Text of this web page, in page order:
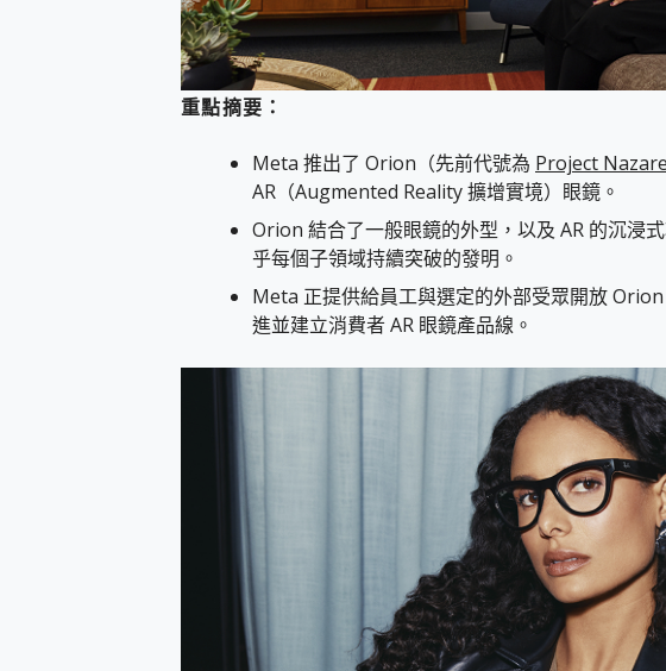
小巧好吸不擋鏡頭 有Qi2認證的 ONPRO
會走動的冷暖氣 SONY REON POCKET
寶可夢飛人外掛iToolab AnyGo全新升級，
百倍變焦實測~ vivo X200 Pro 與 S25
超好用的 PLAUD NotePin AI 智慧錄音
COMPUTEX 2025 來囉！AGI亞奇雷 AI
自帶線的 有線無線都能充 ONPRO
飛利浦 JS7310 ⚡【電急便｜行動儲能救
是螢幕也是電視! 一機超多用途「MSI微星
您的專屬AI 助手 Yoga Slim 7 Aura Edition
realme 14 Pro 超硬軍規、冰感變色實測
iPhone、Apple Watch、AirPods耳機 三
動靜皆宜「HUAWEI FreeArc」開放式耳
25種洗烘模式一機搞定! Roborock 衣莉莎
給 MSI Claw 系列電競掌機 最完美的家
B&O 精品級音響! Home+ 中嘉寬頻
2億 APO蔡司長焦神機降臨~ vivo X200
EaseUS Vocal Remover 免費線上去聲器
3 個超值 MHN 飛人工具分享~~ iToolab
Locawhere AnyTo 寶可夢飛人 AnyTo 不
小體積 40000mAh 超大容量 一次充5個設
97.3% 恢復率，資料救援就是這麼簡單
磁碟系統大風吹 有了 磁碟管理程式
全新 SONY Xperia 1 VI 開箱! 相機實測!
重點摘要：
Meta 推出了 Orion（先前代號為 Project Nazare
AR（Augmented Reality 擴增實境）眼鏡。
Orion 結合了一般眼鏡的外型，以及 AR 的沉
乎每個子領域持續突破的發明。
Meta 正提供給員工與選定的外部受眾開放
進並建立消費者 AR 眼鏡產品線。